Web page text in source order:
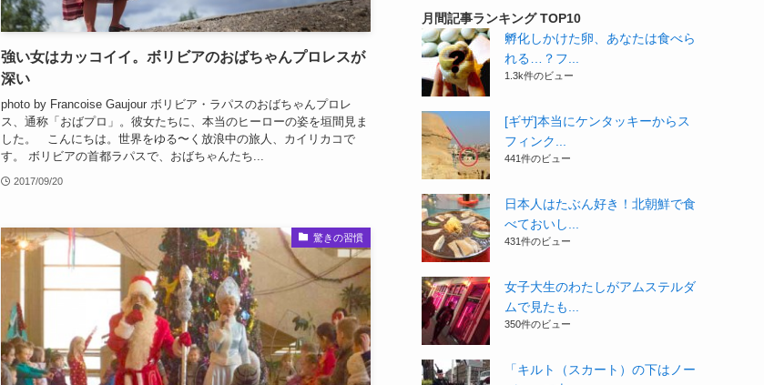
強い女はカッコイイ。ボリビアのおばちゃんプロレスが
深い
photo by Francoise Gaujour ボリビア・ラパスのおばちゃんプロレ
ス、通称「おばプロ」。彼女たちに、本当のヒーローの姿を垣間見ま
した。 こんにちは。世界をゆる〜く放浪中の旅人、カイリカコで
す。 ボリビアの首都ラパスで、おばちゃんたち...
2017/09/20
驚きの習慣
月間記事ランキング TOP10
孵化しかけた卵、あなたは食べら
れる…？フ...
1.3k件のビュー
[ギザ]本当にケンタッキーからス
フィンク...
441件のビュー
日本人はたぶん好き！北朝鮮で食
べておいし...
431件のビュー
女子大生のわたしがアムステルダ
ムで見たも...
350件のビュー
「キルト（スカート）の下はノー